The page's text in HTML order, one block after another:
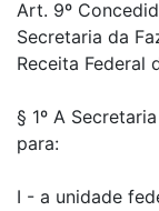
Art. 9º
Secretaria da
Receita Federal
§ 1º A
para:
I - a unidade